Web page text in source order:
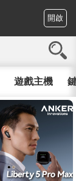
開啟
遊戲主機